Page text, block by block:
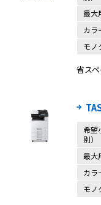
最大
カラ
モノ
省ス
希望
別）
最大
カラ
モノ